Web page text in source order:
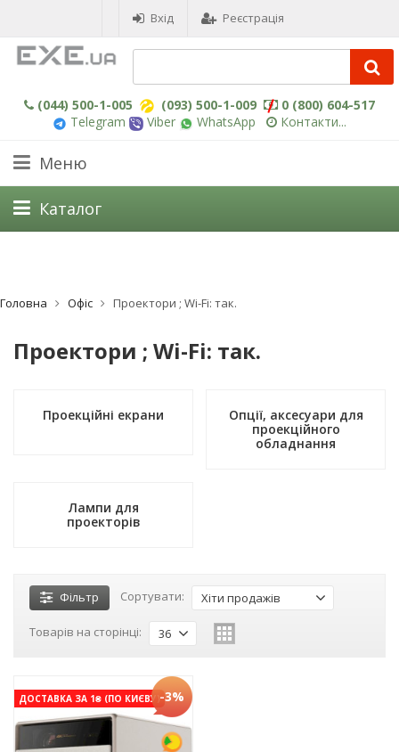
Вхід Реєстрація
(044) 500-1-005 (093) 500-1-009
0 (800) 604-517
Telegram
Viber WhatsApp Контакти...
Меню
Каталог
Головна Офіс Проектори ; Wi-Fi: так.
Проектори ; Wi-Fi: так.
Проекційні екрани
Опції, аксесуари для
проекційного
обладнання
Лампи для
проекторів
Фільтр Сортувати: Хіти продажів
Товарів на сторінці: 36
ДОСТАВКА ЗА 1₴ (ПО КИЄВУ)-3%